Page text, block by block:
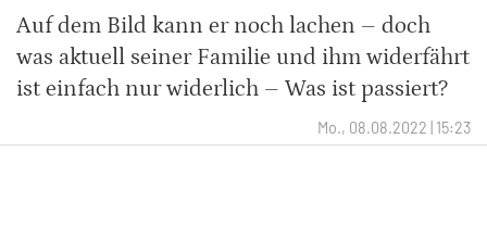
Auf dem Bild kann er noch lachen – doch
was aktuell seiner Familie und ihm widerfährt
ist einfach nur widerlich – Was ist passiert?
Mo., 08.08.2022 | 15:23